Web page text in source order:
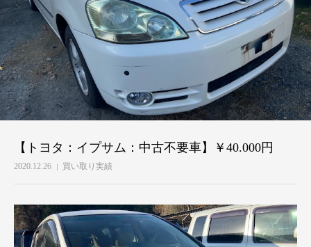
【トヨタ：イプサム：中古不要車】￥40.000円
2020.12.26 買い取り実績